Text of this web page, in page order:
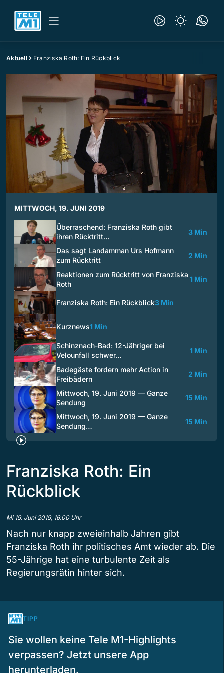
Aktuell Franziska Roth: Ein Rückblick
MITTWOCH, 19. JUNI 2019
Überraschend: Franziska Roth gibt
ihren Rücktritt…
3 Min
Das sagt Landamman Urs Hofmann
zum Rücktritt
2 Min
Reaktionen zum Rücktritt von Franziska
Roth
1 Min
Franziska Roth: Ein Rückblick3 Min
Kurznews1 Min
Schinznach-Bad: 12-Jähriger bei
Velounfall schwer…
1 Min
Badegäste fordern mehr Action in
Freibädern
2 Min
Mittwoch, 19. Juni 2019 — Ganze
Sendung
15 Min
Mittwoch, 19. Juni 2019 — Ganze
Sendung…
15 Min
Franziska Roth: Ein
Rückblick
Mi 19. Juni 2019, 16.00 Uhr
Nach nur knapp zweieinhalb Jahren gibt
Franziska Roth ihr politisches Amt wieder ab. Die
55-Jährige hat eine turbulente Zeit als
Regierungsrätin hinter sich.
TIPP
Sie wollen keine Tele M1-Highlights
verpassen? Jetzt unsere App
herunterladen.